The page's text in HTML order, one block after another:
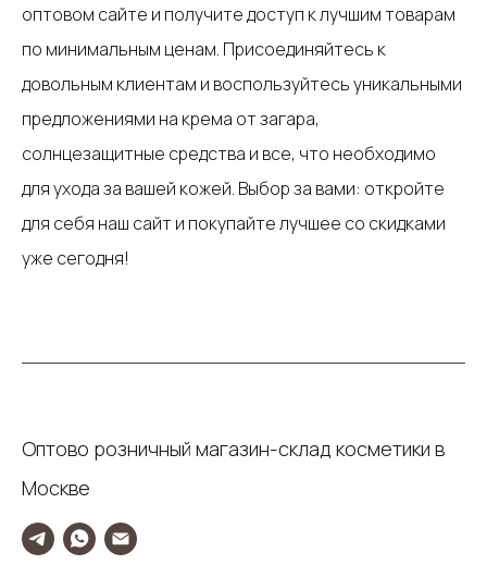
оптовом сайте и получите доступ к лучшим товарам
по минимальным ценам. Присоединяйтесь к
довольным клиентам и воспользуйтесь уникальными
предложениями на крема от загара,
солнцезащитные средства и все, что необходимо
для ухода за вашей кожей. Выбор за вами: откройте
для себя наш сайт и покупайте лучшее со скидками
уже сегодня!
Оптово розничный магазин-склад косметики в
Москве